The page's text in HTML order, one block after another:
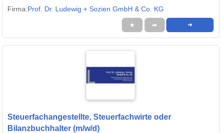
Firma:Prof. Dr. Ludewig + Sozien GmbH & Co. KG
★ ➦ ➜
Steuerfachangestellte, Steuerfachwirte oder
Bilanzbuchhalter (m/w/d)